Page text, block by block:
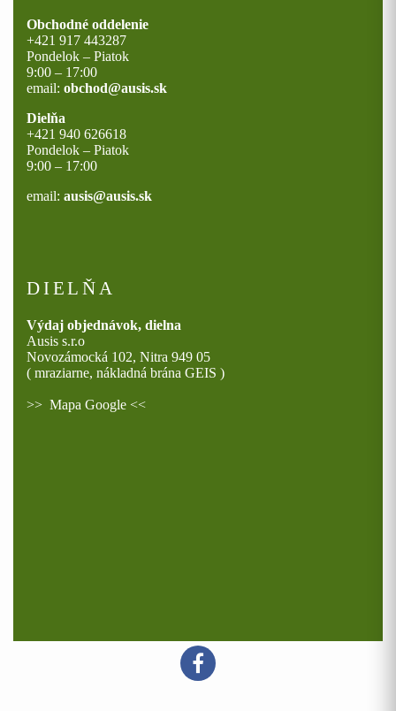
Obchodné oddelenie
+421 917 443287
Pondelok – Piatok
9:00 – 17:00
email: obchod@ausis.sk
Dielňa
+421 940 626618
Pondelok – Piatok
9:00 – 17:00
email: ausis@ausis.sk
DIELŇA
Výdaj objednávok, dielna
Ausis s.r.o
Novozámocká 102, Nitra 949 05
( mraziarne, nákladná brána GEIS )
>> Mapa Google <<